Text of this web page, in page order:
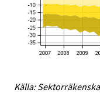
Källa: